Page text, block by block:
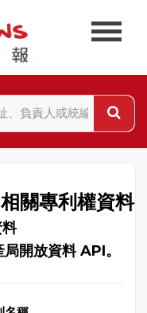
關專利權資料
開放資料 API。